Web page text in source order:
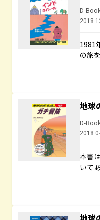
D-
1981
の旅
地球
D-
本書
いて